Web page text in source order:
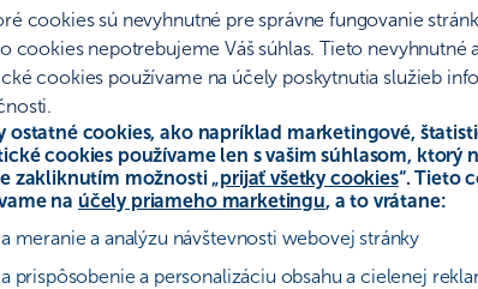
cookies sú nevyhnutné pre správne fungovanie
cookies nepotrebujeme Váš súhlas. Tieto nevyhnutné
cookies používame na účely poskytnutia služieb
ostatné cookies, ako napríklad marketingové,
cookies používame len s vašim súhlasom, ktorý
zakliknutím možnosti „prijať všetky cookies“. Tieto
na účely priameho marketingu, a to vrátane:
meranie a analýzu návštevnosti webovej stránky
prispôsobenie a personalizáciu obsahu a cielenej